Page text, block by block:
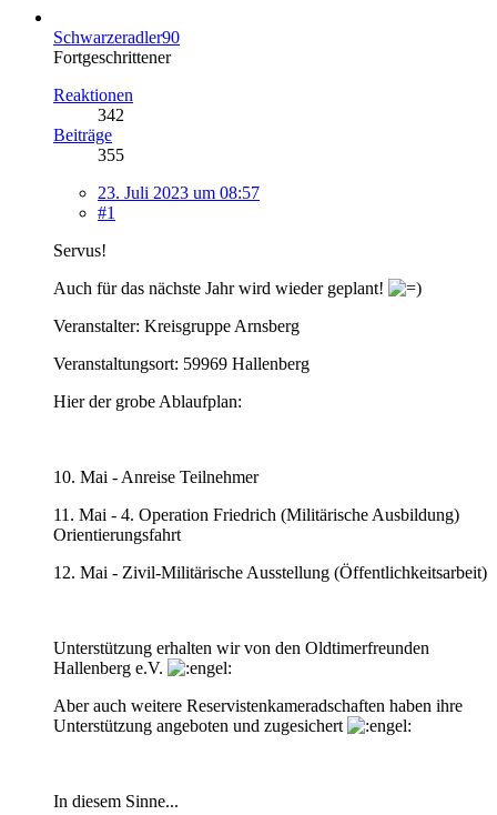
Schwarzeradler90
Fortgeschrittener
Reaktionen
342
Beiträge
355
23. Juli 2023 um 08:57
#1
Servus!
Auch für das nächste Jahr wird wieder geplant!
Veranstalter: Kreisgruppe Arnsberg
Veranstaltungsort: 59969 Hallenberg
Hier der grobe Ablaufplan:
10. Mai - Anreise Teilnehmer
11. Mai - 4. Operation Friedrich (Militärische Ausbildung)
Orientierungsfahrt
12. Mai - Zivil-Militärische Ausstellung (Öffentlichkeitsarbeit)
Unterstützung erhalten wir von den Oldtimerfreunden
Hallenberg e.V.
Aber auch weitere Reservistenkameradschaften haben ihre
Unterstützung angeboten und zugesichert
In diesem Sinne...